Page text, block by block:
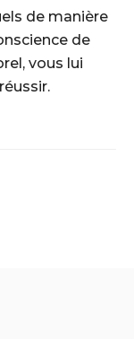
de manière
de
vous lui